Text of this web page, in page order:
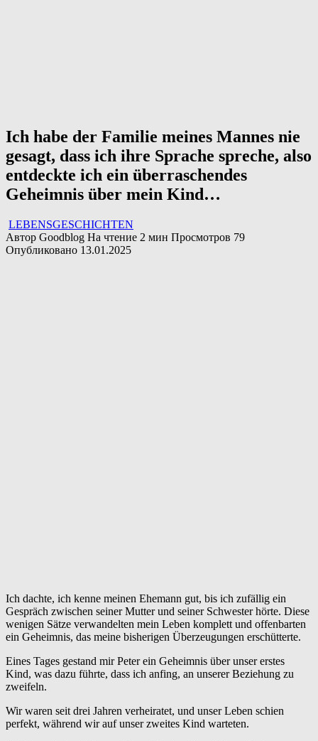
Ich habe der Familie meines Mannes nie
gesagt, dass ich ihre Sprache spreche, also
entdeckte ich ein überraschendes
Geheimnis über mein Kind…
LEBENSGESCHICHTEN
Автор Goodblog На чтение 2 мин Просмотров 79
Опубликовано 13.01.2025
Ich dachte, ich kenne meinen Ehemann gut, bis ich zufällig ein
Gespräch zwischen seiner Mutter und seiner Schwester hörte. Diese
wenigen Sätze verwandelten mein Leben komplett und offenbarten
ein Geheimnis, das meine bisherigen Überzeugungen erschütterte.
Eines Tages gestand mir Peter ein Geheimnis über unser erstes
Kind, was dazu führte, dass ich anfing, an unserer Beziehung zu
zweifeln.
Wir waren seit drei Jahren verheiratet, und unser Leben schien
perfekt, während wir auf unser zweites Kind warteten.